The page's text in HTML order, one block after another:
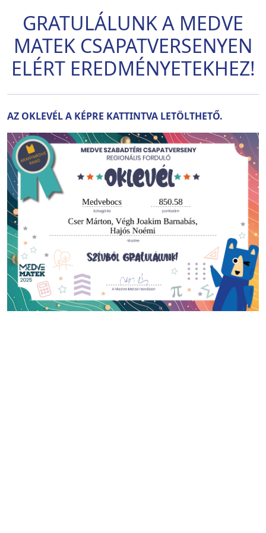
GRATULÁLUNK A MEDVE
MATEK CSAPATVERSENYEN
ELÉRT EREDMÉNYETEKHEZ!
AZ OKLEVÉL A KÉPRE KATTINTVA LETÖLTHETŐ.